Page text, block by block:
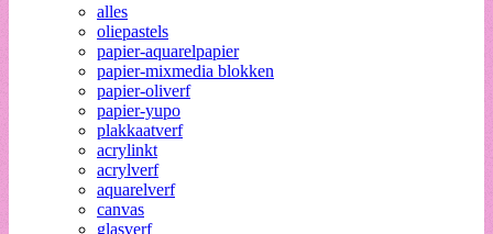
alles
oliepastels
papier-aquarelpapier
papier-mixmedia blokken
papier-oliverf
papier-yupo
plakkaatverf
acrylinkt
acrylverf
aquarelverf
canvas
glasverf